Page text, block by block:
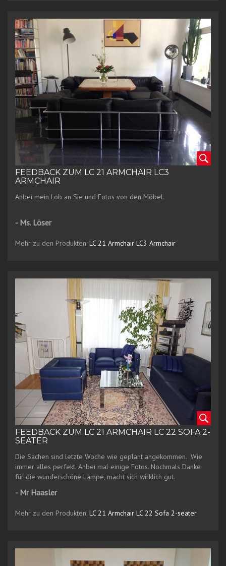
FEEDBACK ZUM LC 21 ARMCHAIR LC3
ARMCHAIR
Anbei mein Lob an Sie und Fotos von den Möbel.
- Ms. Löser
Mehr zu den Produkten: LC 21 Armchair LC3 Armchair
FEEDBACK ZUM LC 21 ARMCHAIR LC 22 SOFA 2-
SEATER
Die Sachen sind letzte Woche wie geplant angekommen. Wie
immer alles perfekt. Anbei mal einige Fotos. Nochmals Danke
für die wunderschöne Lampe, macht sich wirklich gut.
- Mr Haasler
Mehr zu den Produkten: LC 21 Armchair LC 22 Sofa 2-seater